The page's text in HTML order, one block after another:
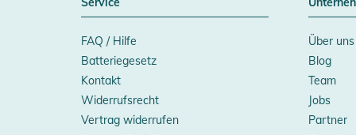
FAQ / Hilfe
Batteriegesetz
Kontakt
Widerrufsrecht
Vertrag widerrufen
Über uns
Blog
Team
Jobs
Partner